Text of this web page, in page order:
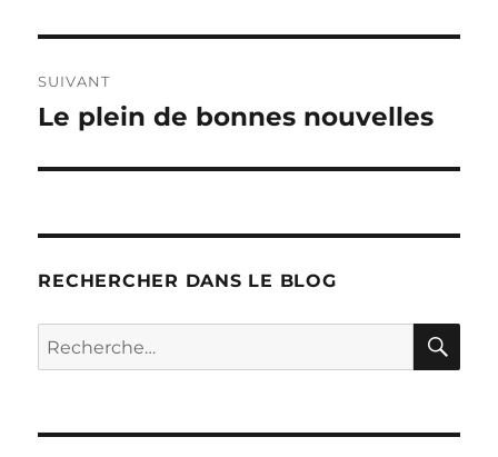
SUIVANT
Publication
Le plein de bonnes nouvelles
RECHERCHER DANS LE BLOG
Recherche
pour :